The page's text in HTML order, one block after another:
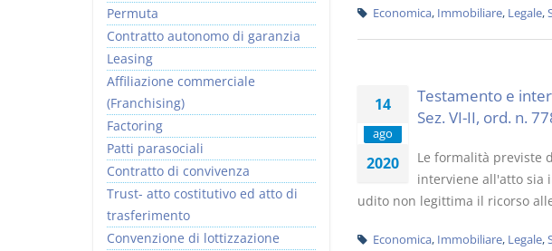
Economica, Immobiliare, Legale,
14
ago
2020
Testamento e
Sez. VI-II, ord. n.
Le formalità previste
interviene all'atto sia
udito non legittima il ricorso
Economica, Immobiliare, Legale,
Permuta
Contratto autonomo di garanzia
Leasing
Affiliazione commerciale
(Franchising)
Factoring
Patti parasociali
Contratto di convivenza
Trust- atto costitutivo ed atto di
trasferimento
Convenzione di lottizzazione